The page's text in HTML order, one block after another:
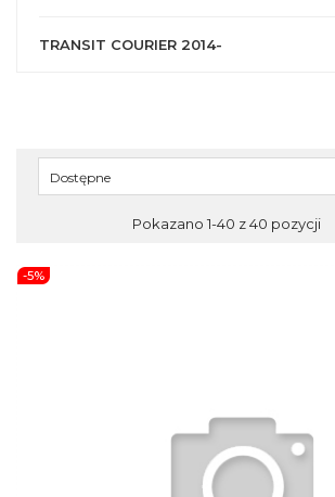
TRANSIT COURIER 2014-
Dostępne
Pokazano 1-40 z 40 pozycji
-5%